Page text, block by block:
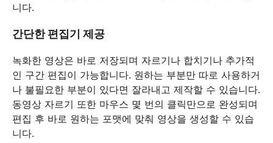
니다.
간단한 편집기 제공
녹화한 영상은 바로 저장되며 자르기나 합치기나 추가적
인 구간 편집이 가능합니다. 원하는 부분만 따로 사용하거
나 불필요한 부분이 있다면 잘라내고 제작할 수 있습니다.
동영상 자르기 또한 마우스 몇 번의 클릭만으로 완성되며
편집 후 바로 원하는 포맷에 맞춰 영상을 생성할 수 있습
니다.